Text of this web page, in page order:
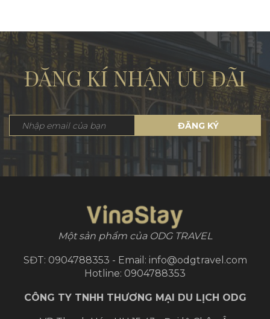
ĐĂNG KÍ NHẬN ƯU ĐÃI
ĐĂNG KÝ
Một sản phẩm của ODG TRAVEL
SĐT: 0904788353 - Email: info@odgtravel.com
Hotline: 0904788353
CÔNG TY TNHH THƯƠNG MẠI DU LỊCH ODG